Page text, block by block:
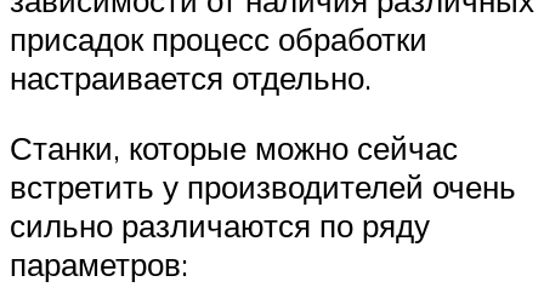
присадок процесс обработки
настраивается отдельно.
Станки, которые можно сейчас
встретить у производителей очень
сильно различаются по ряду
параметров: